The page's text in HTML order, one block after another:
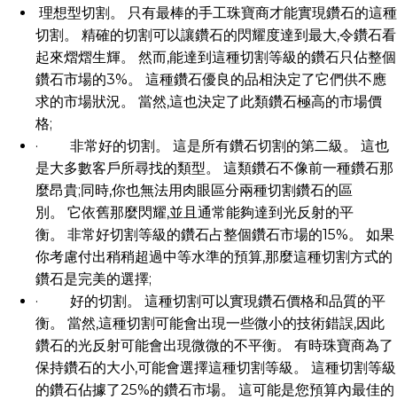
理想型切割。 只有最棒的手工珠寶商才能實現鑽石的這種
切割。 精確的切割可以讓鑽石的閃耀度達到最大,令鑽石看
起來熠熠生輝。 然而,能達到這種切割等級的鑽石只佔整個
鑽石市場的3%。 這種鑽石優良的品相決定了它們供不應
求的市場狀況。 當然,這也決定了此類鑽石極高的市場價
格;
· 非常好的切割。 這是所有鑽石切割的第二級。 這也
是大多數客戶所尋找的類型。 這類鑽石不像前一種鑽石那
麼昂貴;同時,你也無法用肉眼區分兩種切割鑽石的區
別。 它依舊那麼閃耀,並且通常能夠達到光反射的平
衡。 非常好切割等級的鑽石占整個鑽石市場的15%。 如果
你考慮付出稍稍超過中等水準的預算,那麼這種切割方式的
鑽石是完美的選擇;
· 好的切割。 這種切割可以實現鑽石價格和品質的平
衡。 當然,這種切割可能會出現一些微小的技術錯誤,因此
鑽石的光反射可能會出現微微的不平衡。 有時珠寶商為了
保持鑽石的大小,可能會選擇這種切割等級。 這種切割等級
的鑽石佔據了25%的鑽石市場。 這可能是您預算內最佳的